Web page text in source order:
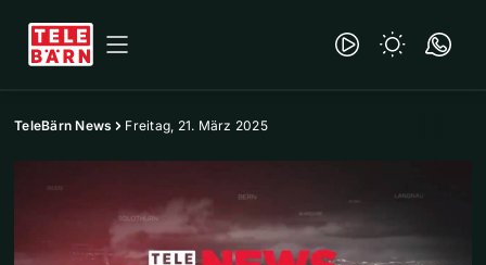
TeleBärn News Freitag, 21. März 2025